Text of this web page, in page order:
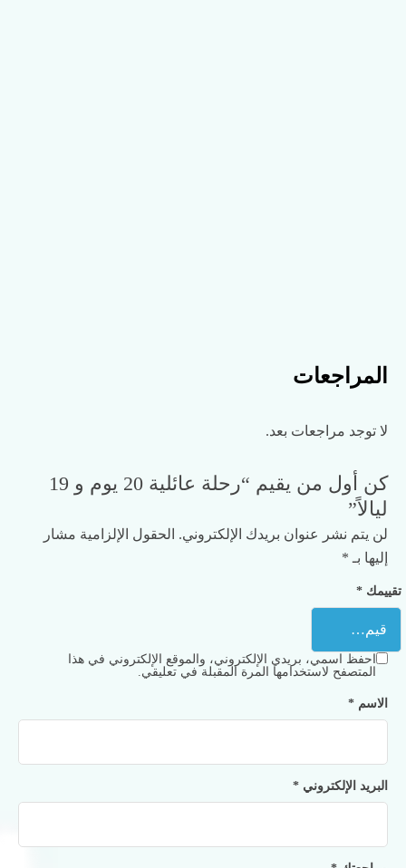
المراجعات
لا توجد مراجعات بعد.
كن أول من يقيم “رحلة عائلية 20 يوم و 19
ليالاً”
لن يتم نشر عنوان بريدك الإلكتروني. الحقول الإلزامية مشار
إليها بـ *
تقييمك *
الاسم *
البريد الإلكتروني *
احفظ اسمي، بريدي الإلكتروني، والموقع الإلكتروني في هذا
المتصفح لاستخدامها المرة المقبلة في تعليقي.